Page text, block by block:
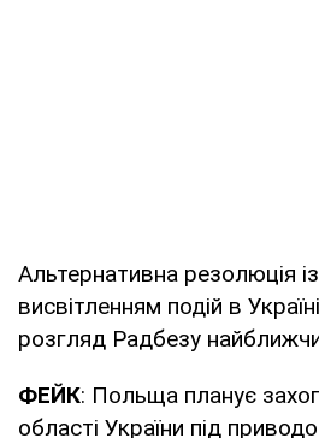
Альтернативна резолюція
висвітленням подій в
розгляд Радбезу
ФЕЙК: Польща планує
області України під